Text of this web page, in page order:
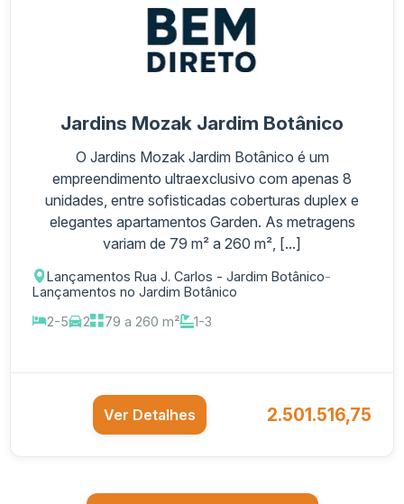
Jardins Mozak Jardim Botânico
O Jardins Mozak Jardim Botânico é um
empreendimento ultraexclusivo com apenas 8
unidades, entre sofisticadas coberturas duplex e
elegantes apartamentos Garden. As metragens
variam de 79 m² a 260 m², [...]
Lançamentos Rua J. Carlos - Jardim Botânico-
Lançamentos no Jardim Botânico
2-5
2 79 a 260 m² 1-3
Ver Detalhes 2.501.516,75